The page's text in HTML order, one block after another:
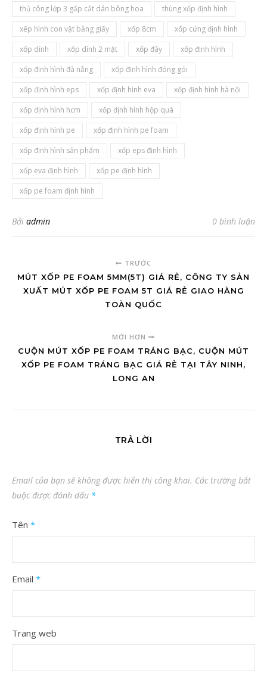
thủ công lớp 3 gấp cắt dán bông hoa
thùng xốp định hình
xếp hình con vật bằng giấy
xốp 8cm
xốp cứng định hình
xốp dính
xốp dính 2 mặt xốp đây
xốp định hình
xốp định hình đà nẵng
xốp định hình đóng gói
xốp định hình eps
xốp định hình eva
xốp định hình hà nội
xốp định hình hcm
xốp định hình hộp quà
xốp định hình pe
xốp định hình pe foam
xốp định hình sản phẩm
xốp eps định hình
xốp eva định hình
xốp pe định hình
xốp pe foam định hình
Bởi admin 0 bình luận
TRƯỚC
MÚT XỐP PE FOAM 5MM(5T) GIÁ RẺ, CÔNG TY SẢN
XUẤT MÚT XỐP PE FOAM 5T GIÁ RẺ GIAO HÀNG
TOÀN QUỐC
MỚI HƠN
CUỘN MÚT XỐP PE FOAM TRÁNG BẠC, CUỘN MÚT
XỐP PE FOAM TRÁNG BẠC GIÁ RẺ TẠI TÂY NINH,
LONG AN
TRẢ LỜI
Email của bạn sẽ không được hiển thị công khai. Các trường bắt
buộc được đánh dấu *
Tên *
Email *
Trang web